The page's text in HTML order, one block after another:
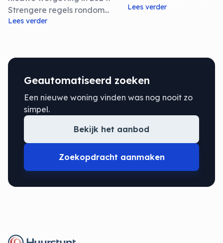
Strengere regels rondom...
Lees verder
Lees verder
Geautomatiseerd zoeken
Een nieuwe woning vinden was nog nooit zo
simpel.
Bekijk het aanbod
Zoekopdracht aanmaken